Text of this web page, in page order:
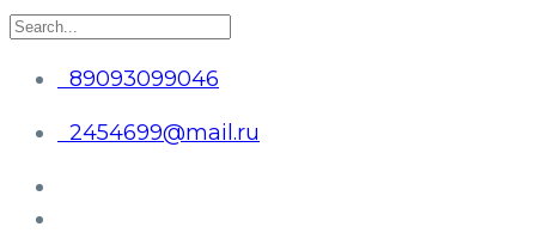
89093099046
2454699@mail.ru